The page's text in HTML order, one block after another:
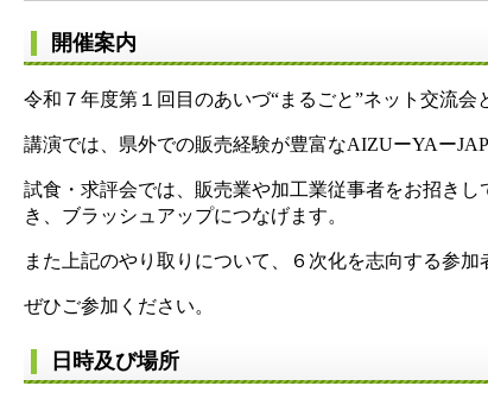
開催案内
令和７年度第１回目のあいづ“まるごと”ネット交流会
講演では、県外での販売経験が豊富なAIZUーYAー
試食・求評会では、販売業や加工業従事者をお招き
き、ブラッシュアップにつなげます。
また上記のやり取りについて、６次化を志向する参
ぜひご参加ください。
日時及び場所